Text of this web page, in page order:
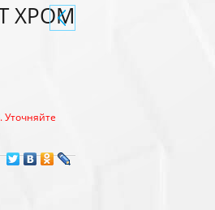
ХРОМ
Уточняйте